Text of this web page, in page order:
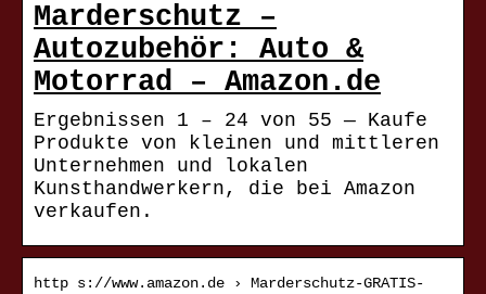
Marderschutz –
Autozubehör: Auto &
Motorrad – Amazon.de
Ergebnissen 1 – 24 von 55 — Kaufe
Produkte von kleinen und mittleren
Unternehmen und lokalen
Kunsthandwerkern, die bei Amazon
verkaufen.
http s://www.amazon.de › Marderschutz-GRATIS-